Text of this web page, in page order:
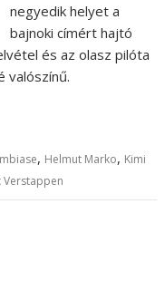
negyedik helyet a
bajnoki címért hajtó
és az olasz pilóta
valószínű.
, Helmut Marko, Kimi
Verstappen